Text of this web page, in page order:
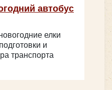
автобус
елки
и
транспорта